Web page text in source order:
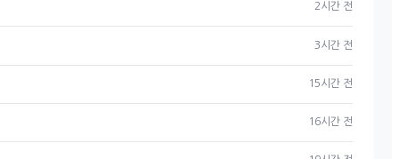
2시간 전
3시간 전
15시간 전
16시간 전